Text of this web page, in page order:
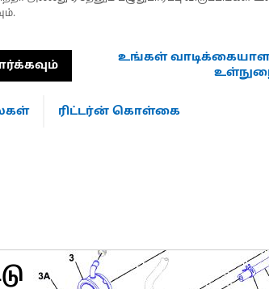
உங்கள்
ரிட்டர்ன் கொள்கை